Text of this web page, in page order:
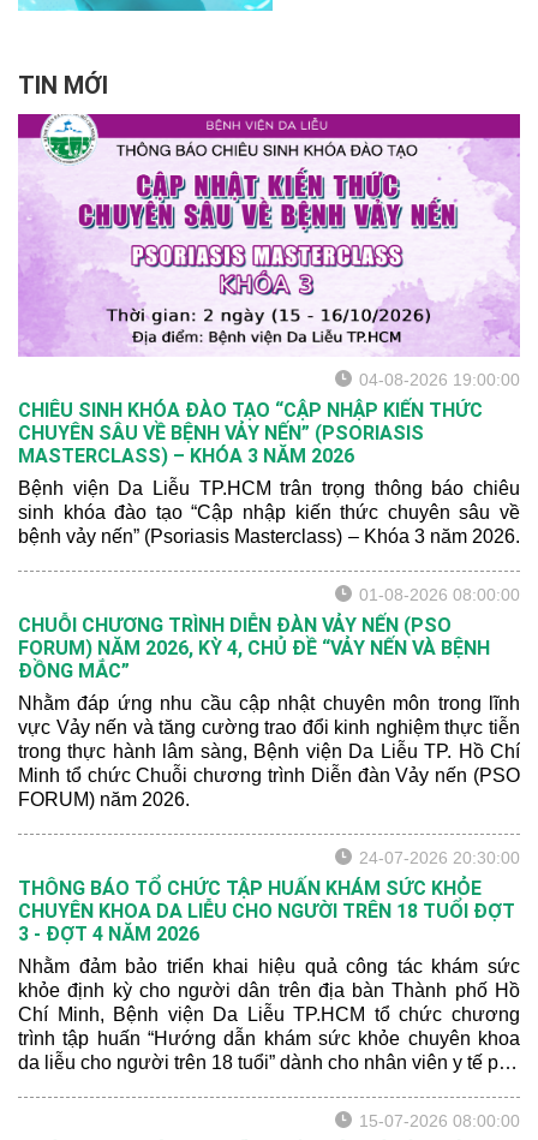
các tiến bộ mới nhất trong
Da liễu – Thẩm mỹ, hướng
đến ứng dụng an toàn và
hiệu quả trong thực hành
lâm sàng.
TIN MỚI
04-08-2026 19:00:00
CHIÊU SINH KHÓA ĐÀO TẠO “CẬP NHẬP KIẾN THỨC
CHUYÊN SÂU VỀ BỆNH VẢY NẾN” (PSORIASIS
MASTERCLASS) – KHÓA 3 NĂM 2026
Bệnh viện Da Liễu TP.HCM trân trọng thông báo chiêu
sinh khóa đào tạo “Cập nhập kiến thức chuyên sâu về
bệnh vảy nến” (Psoriasis Masterclass) – Khóa 3 năm 2026.
01-08-2026 08:00:00
CHUỖI CHƯƠNG TRÌNH DIỄN ĐÀN VẢY NẾN (PSO
FORUM) NĂM 2026, KỲ 4, CHỦ ĐỀ “VẢY NẾN VÀ BỆNH
ĐỒNG MẮC”
Nhằm đáp ứng nhu cầu cập nhật chuyên môn trong lĩnh
vực Vảy nến và tăng cường trao đổi kinh nghiệm thực tiễn
trong thực hành lâm sàng, Bệnh viện Da Liễu TP. Hồ Chí
Minh tổ chức Chuỗi chương trình Diễn đàn Vảy nến (PSO
FORUM) năm 2026.
24-07-2026 20:30:00
THÔNG BÁO TỔ CHỨC TẬP HUẤN KHÁM SỨC KHỎE
CHUYÊN KHOA DA LIỄU CHO NGƯỜI TRÊN 18 TUỔI ĐỢT
3 - ĐỢT 4 NĂM 2026
Nhằm đảm bảo triển khai hiệu quả công tác khám sức
khỏe định kỳ cho người dân trên địa bàn Thành phố Hồ
Chí Minh, Bệnh viện Da Liễu TP.HCM tổ chức chương
trình tập huấn “Hướng dẫn khám sức khỏe chuyên khoa
da liễu cho người trên 18 tuổi” dành cho nhân viên y tế phụ
15-07-2026 08:00:00